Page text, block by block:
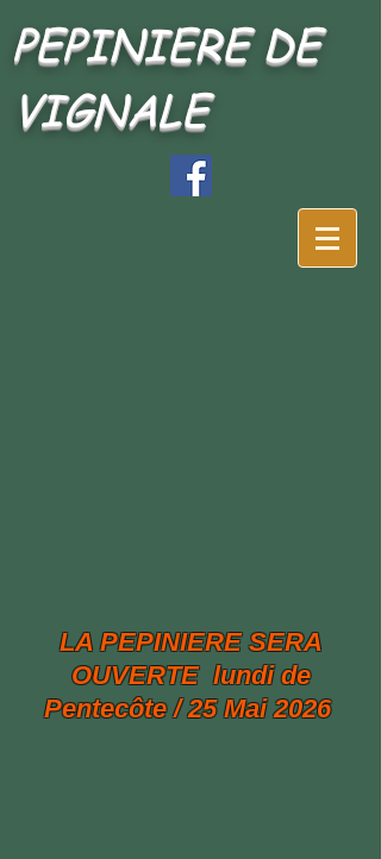
PEPINIERE DE
VIGNALE
LA PEPINIERE SERA
OUVERTE lundi de
Pentecôte / 25 Mai 2026